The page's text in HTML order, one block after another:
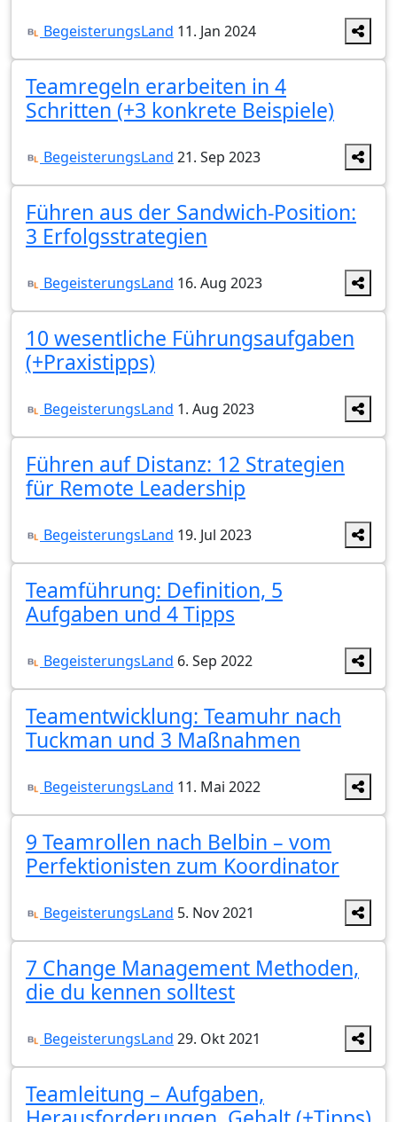
BegeisterungsLand 11. Jan 2024
Teamregeln erarbeiten in 4
Schritten (+3 konkrete Beispiele)
BegeisterungsLand 21. Sep 2023
Führen aus der Sandwich-Position:
3 Erfolgsstrategien
BegeisterungsLand 16. Aug 2023
10 wesentliche Führungsaufgaben
(+Praxistipps)
BegeisterungsLand 1. Aug 2023
Führen auf Distanz: 12 Strategien
für Remote Leadership
BegeisterungsLand 19. Jul 2023
Teamführung: Definition, 5
Aufgaben und 4 Tipps
BegeisterungsLand 6. Sep 2022
Teamentwicklung: Teamuhr nach
Tuckman und 3 Maßnahmen
BegeisterungsLand 11. Mai 2022
9 Teamrollen nach Belbin – vom
Perfektionisten zum Koordinator
BegeisterungsLand 5. Nov 2021
7 Change Management Methoden,
die du kennen solltest
BegeisterungsLand 29. Okt 2021
Teamleitung – Aufgaben,